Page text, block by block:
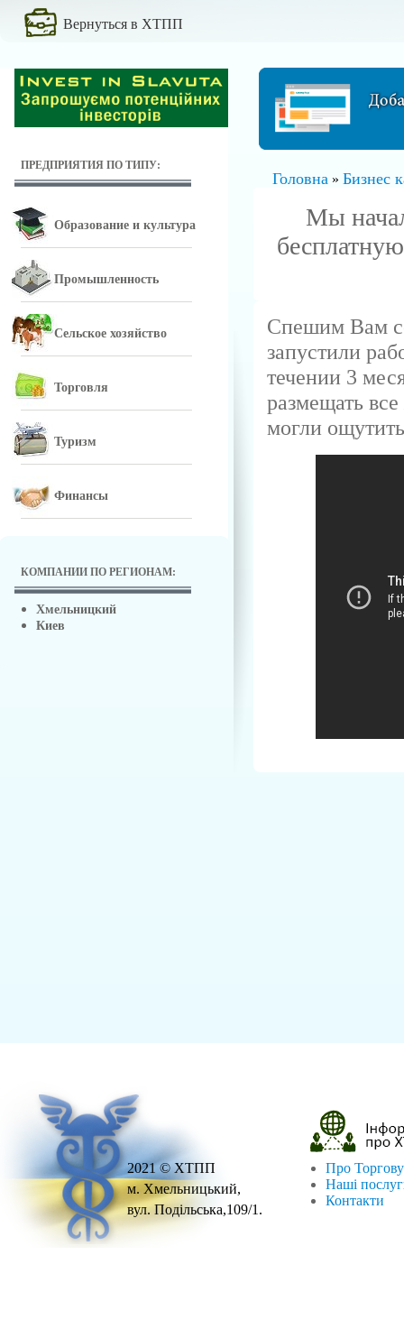
Вернуться в ХТПП
Головна » Бизнес
Мы
Спешим Вам
запустили
течении 3
размещать
могли
ПРЕДПРИЯТИЯ ПО ТИПУ:
Образование и культура
Промышленность
Сельское хозяйство
Торговля
Туризм
Финансы
КОМПАНИИ ПО РЕГИОНАМ:
Хмельницкий
Киев
2021 © ХТПП
м. Хмельницький,
вул. Подільська,109/1.
Про
Наші
Контакти